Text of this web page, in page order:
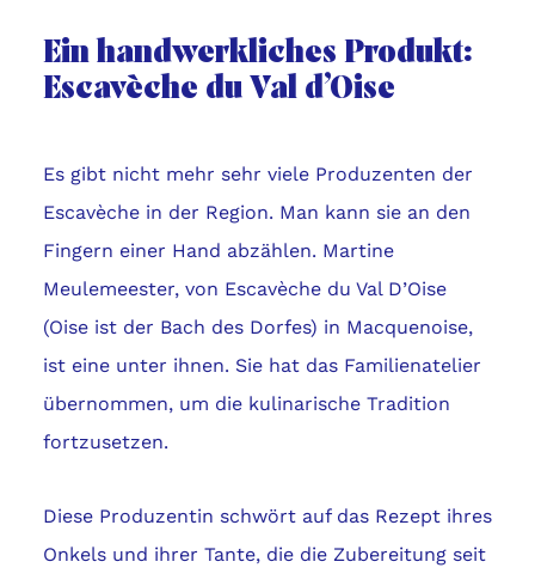
Ein handwerkliches Produkt:
Escavèche du Val d’Oise
Es gibt nicht mehr sehr viele Produzenten der
Escavèche in der Region. Man kann sie an den
Fingern einer Hand abzählen. Martine
Meulemeester, von Escavèche du Val D’Oise
(Oise ist der Bach des Dorfes) in Macquenoise,
ist eine unter ihnen. Sie hat das Familienatelier
übernommen, um die kulinarische Tradition
fortzusetzen.
Diese Produzentin schwört auf das Rezept ihres
Onkels und ihrer Tante, die die Zubereitung seit